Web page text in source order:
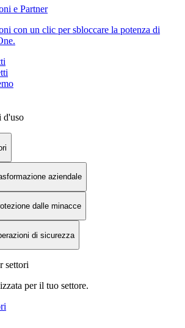
e Partner
con un clic per sbloccare la potenza di
d'uso
aziendale
dalle minacce
di sicurezza
settori
per il tuo settore.